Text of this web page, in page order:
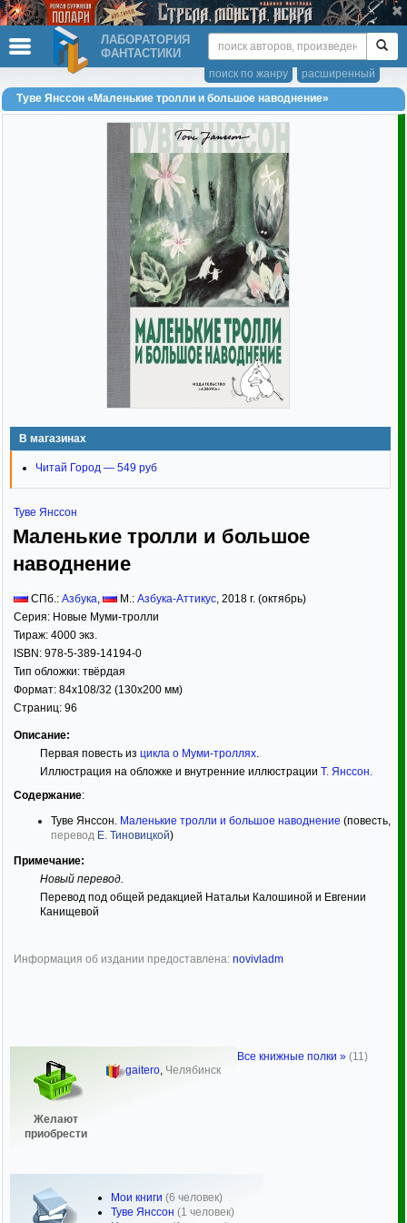
ЛАБОРАТОРИЯ
ФАНТАСТИКИ
расширенный
поиск по жанру
Туве Янссон «Маленькие тролли и большое наводнение»
В магазинах
Читай Город — 549 руб
Туве Янссон
Маленькие тролли и большое
наводнение
СПб.: Азбука М.: Азбука-Аттикус 2018 г. (октябрь)
Серия: Новые Муми-тролли
Тираж: 4000 экз.
ISBN: 978-5-389-14194-0
Тип обложки: твёрдая
Формат: 84x108/32 (130x200 мм)
Страниц: 96
Описание:
Первая повесть из цикла о Муми-троллях.
Иллюстрация на обложке и внутренние иллюстрации Т. Янссон
Содержание:
Туве Янссон. Маленькие тролли и большое наводнение (повесть,
перевод Е. Тиновицкой)
Примечание:
Новый перевод.
Перевод под общей редакцией Натальи Калошиной и Евгении
Канищевой
Информация об издании предоставлена: novivladm
Желают
приобрести
gaitero, Челябинск
Мои книги (6 человек)
Туве Янссон (1 человек)
Все книжные полки » (11)